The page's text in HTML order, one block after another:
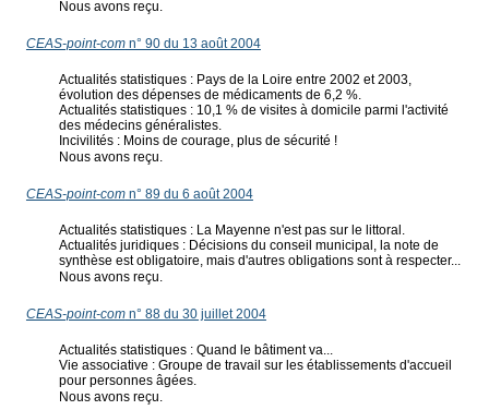
Nous avons reçu.
CEAS-point-comn° 90 du 13 août 2004
Actualités statistiques : Pays de la Loire entre 2002 et 2003,
évolution des dépenses de médicaments de 6,2 %.
Actualités statistiques : 10,1 % de visites à domicile parmi l'activité
des médecins généralistes.
Incivilités : Moins de courage, plus de sécurité !
Nous avons reçu.
CEAS-point-comn° 89 du 6 août 2004
Actualités statistiques : La Mayenne n'est pas sur le littoral.
Actualités juridiques : Décisions du conseil municipal, la note de
synthèse est obligatoire, mais d'autres obligations sont à respecter...
Nous avons reçu.
CEAS-point-comn° 88 du 30 juillet 2004
Actualités statistiques : Quand le bâtiment va...
Vie associative : Groupe de travail sur les établissements d'accueil
pour personnes âgées.
Nous avons reçu.